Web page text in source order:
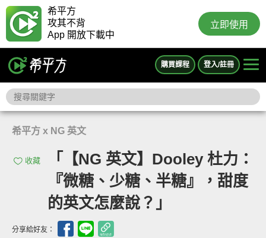
希平方
攻其不背
App 開放下載中
立即使用
購買課程 登入/註冊
希平方 x NG 英文
收藏
「【NG 英文】Dooley 杜力：
『微糖、少糖、半糖』，甜度
的英文怎麼說？」
分享給好友：